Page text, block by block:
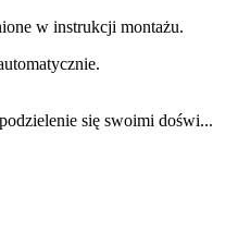
w instrukcji montażu.
się swoimi doświ...